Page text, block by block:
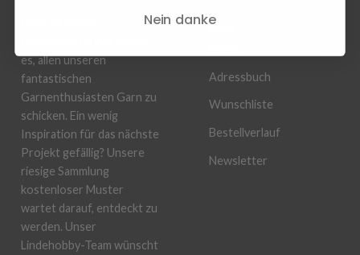
es, allen unseren
fantastischen
Garnenthusiasten Garn zu
schicken. Ein wenig
Inspiration für das nächste
Projekt gefällig? Unsere
riesige Sammlung
kostenloser Muster
wartet darauf, entdeckt zu
werden. Unser
Lindehobby-Team wünscht
Mein
Adressbuch
Wunschliste
Bestellverlauf
Newsletter
Nein danke